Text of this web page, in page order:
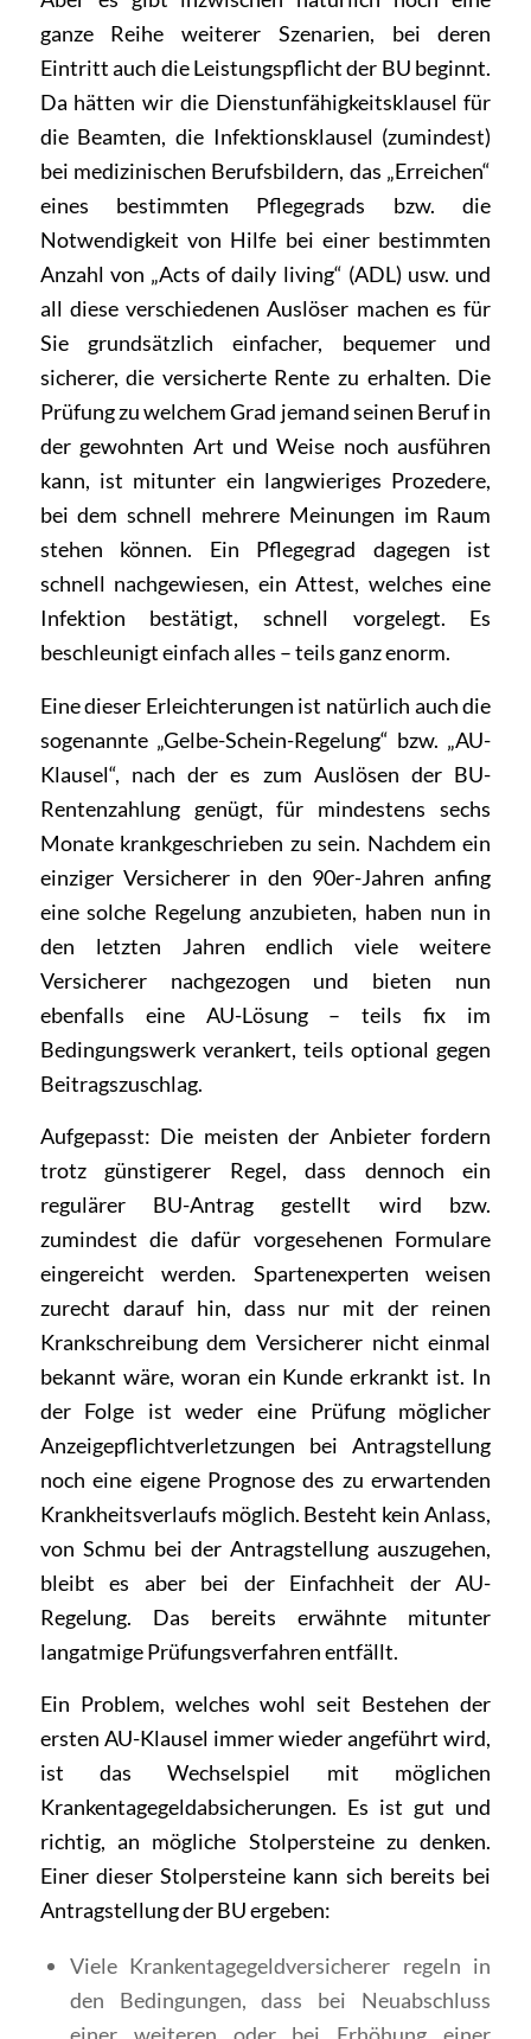
ganze Reihe weiterer Szenarien, bei deren
Eintritt auch die Leistungspflicht der BU beginnt.
Da hätten wir die Dienstunfähigkeitsklausel für
die Beamten, die Infektionsklausel (zumindest)
bei medizinischen Berufsbildern, das „Erreichen“
eines bestimmten Pflegegrads bzw. die
Notwendigkeit von Hilfe bei einer bestimmten
Anzahl von „Acts of daily living“ (ADL) usw. und
all diese verschiedenen Auslöser machen es für
Sie grundsätzlich einfacher, bequemer und
sicherer, die versicherte Rente zu erhalten. Die
Prüfung zu welchem Grad jemand seinen Beruf in
der gewohnten Art und Weise noch ausführen
kann, ist mitunter ein langwieriges Prozedere,
bei dem schnell mehrere Meinungen im Raum
stehen können. Ein Pflegegrad dagegen ist
schnell nachgewiesen, ein Attest, welches eine
Infektion bestätigt, schnell vorgelegt. Es
beschleunigt einfach alles – teils ganz enorm.
Eine dieser Erleichterungen ist natürlich auch die
sogenannte „Gelbe-Schein-Regelung“ bzw. „AU-
Klausel“, nach der es zum Auslösen der BU-
Rentenzahlung genügt, für mindestens sechs
Monate krankgeschrieben zu sein. Nachdem ein
einziger Versicherer in den 90er-Jahren anfing
eine solche Regelung anzubieten, haben nun in
den letzten Jahren endlich viele weitere
Versicherer nachgezogen und bieten nun
ebenfalls eine AU-Lösung – teils fix im
Bedingungswerk verankert, teils optional gegen
Beitragszuschlag.
Aufgepasst: Die meisten der Anbieter fordern
trotz günstigerer Regel, dass dennoch ein
regulärer BU-Antrag gestellt wird bzw.
zumindest die dafür vorgesehenen Formulare
eingereicht werden. Spartenexperten weisen
zurecht darauf hin, dass nur mit der reinen
Krankschreibung dem Versicherer nicht einmal
bekannt wäre, woran ein Kunde erkrankt ist. In
der Folge ist weder eine Prüfung möglicher
Anzeigepflichtverletzungen bei Antragstellung
noch eine eigene Prognose des zu erwartenden
Krankheitsverlaufs möglich. Besteht kein Anlass,
von Schmu bei der Antragstellung auszugehen,
bleibt es aber bei der Einfachheit der AU-
Regelung. Das bereits erwähnte mitunter
langatmige Prüfungsverfahren entfällt.
Ein Problem, welches wohl seit Bestehen der
ersten AU-Klausel immer wieder angeführt wird,
ist das Wechselspiel mit möglichen
Krankentagegeldabsicherungen. Es ist gut und
richtig, an mögliche Stolpersteine zu denken.
Einer dieser Stolpersteine kann sich bereits bei
Antragstellung der BU ergeben:
Viele Krankentagegeldversicherer regeln in
den Bedingungen, dass bei Neuabschluss